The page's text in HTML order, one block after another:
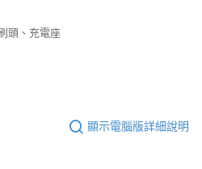
頭、充電座
顯示電腦版詳細說明